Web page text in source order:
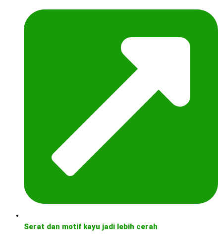
Serat dan motif kayu jadi lebih cerah